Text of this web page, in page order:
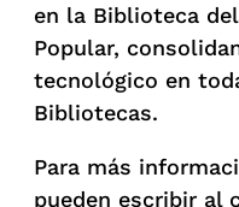
en la Biblioteca
Popular,
tecnológico en
Bibliotecas.
Para más
pueden escribir al